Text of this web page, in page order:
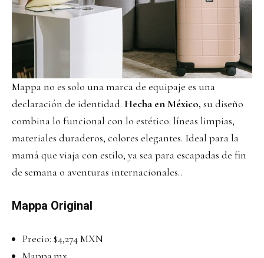
Mappa no es solo una marca de equipaje es una
declaración de identidad. Hecha en México, su diseño
combina lo funcional con lo estético: líneas limpias,
materiales duraderos, colores elegantes. Ideal para la
mamá que viaja con estilo, ya sea para escapadas de fin
de semana o aventuras internacionales..
Mappa Original
Precio: $4,274 MXN